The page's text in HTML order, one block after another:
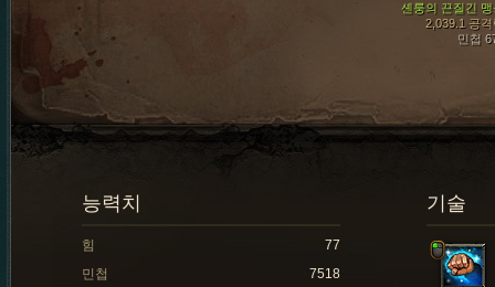
셴룽의 끈질긴 맹
2,039.1 공격
민첩
기술
능력치
힘
77
민첩
7518